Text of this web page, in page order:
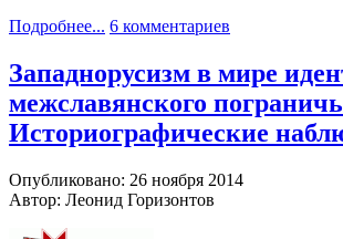
Подробнее... 6 комментариев
Западнорусизм в мире
межславянского
Историографические
Опубликовано: 26 ноября 2014
Автор: Леонид Горизонтов